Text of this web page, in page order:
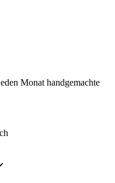
Monat handgemachte